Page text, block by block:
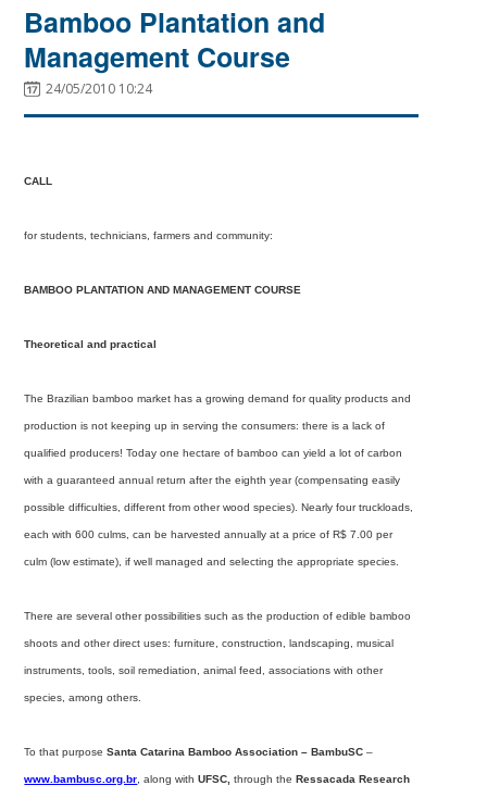
Bamboo Plantation and
Management Course
24/05/2010 10:24
CALL
for students, technicians, farmers and community:
BAMBOO PLANTATION AND MANAGEMENT COURSE
Theoretical and practical
The Brazilian bamboo market has a growing demand for quality products and
production is not keeping up in serving the consumers: there is a lack of
qualified producers! Today one hectare of bamboo can yield a lot of carbon
with a guaranteed annual return after the eighth year (compensating easily
possible difficulties, different from other wood species). Nearly four truckloads,
each with 600 culms, can be harvested annually at a price of R$ 7.00 per
culm (low estimate), if well managed and selecting the appropriate species.
There are several other possibilities such as the production of edible bamboo
shoots and other direct uses: furniture, construction, landscaping, musical
instruments, tools, soil remediation, animal feed, associations with other
species, among others.
To that purposeSanta Catarina Bamboo Association – BambuSC –
www.bambusc.org.br along withUFSC, through theRessacada Research